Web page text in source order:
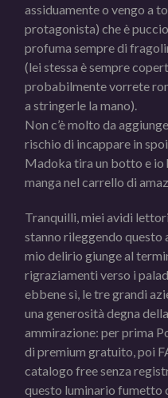
assiduamente o vengo a
protagonista) che è
profuma sempre di
(lei stessa è sempre
probabilmente vorrete
a stringerle la mano).
Non c’è molto da
rischio di incappare in
Madoka tira un botto e io
manga nel carrello di
Tranquilli, miei avidi
stanno rileggendo
mio delirio giunge al
rigraziamenti verso i
ebbene sì, le tre grandi
una generosità degna
ammirazione: per prima
di premium gratuito, poi
catalogo free senza
questo luminario fumetto